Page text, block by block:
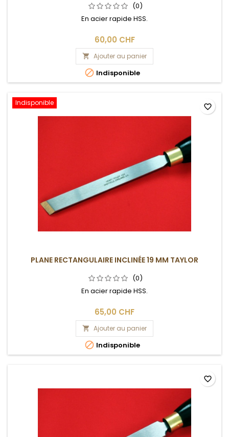
(0)
En acier rapide HSS.
60,00 CHF
 Ajouter au panier
 Indisponible
Indisponible
PLANE RECTANGULAIRE INCLINÉE 19 MM TAYLOR
(0)
En acier rapide HSS.
65,00 CHF
 Ajouter au panier
 Indisponible
favorite_border
favorite_border